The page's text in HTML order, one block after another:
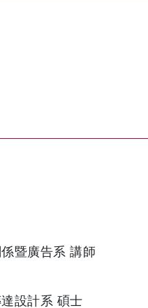
暨廣告系 講師
設計系 碩士